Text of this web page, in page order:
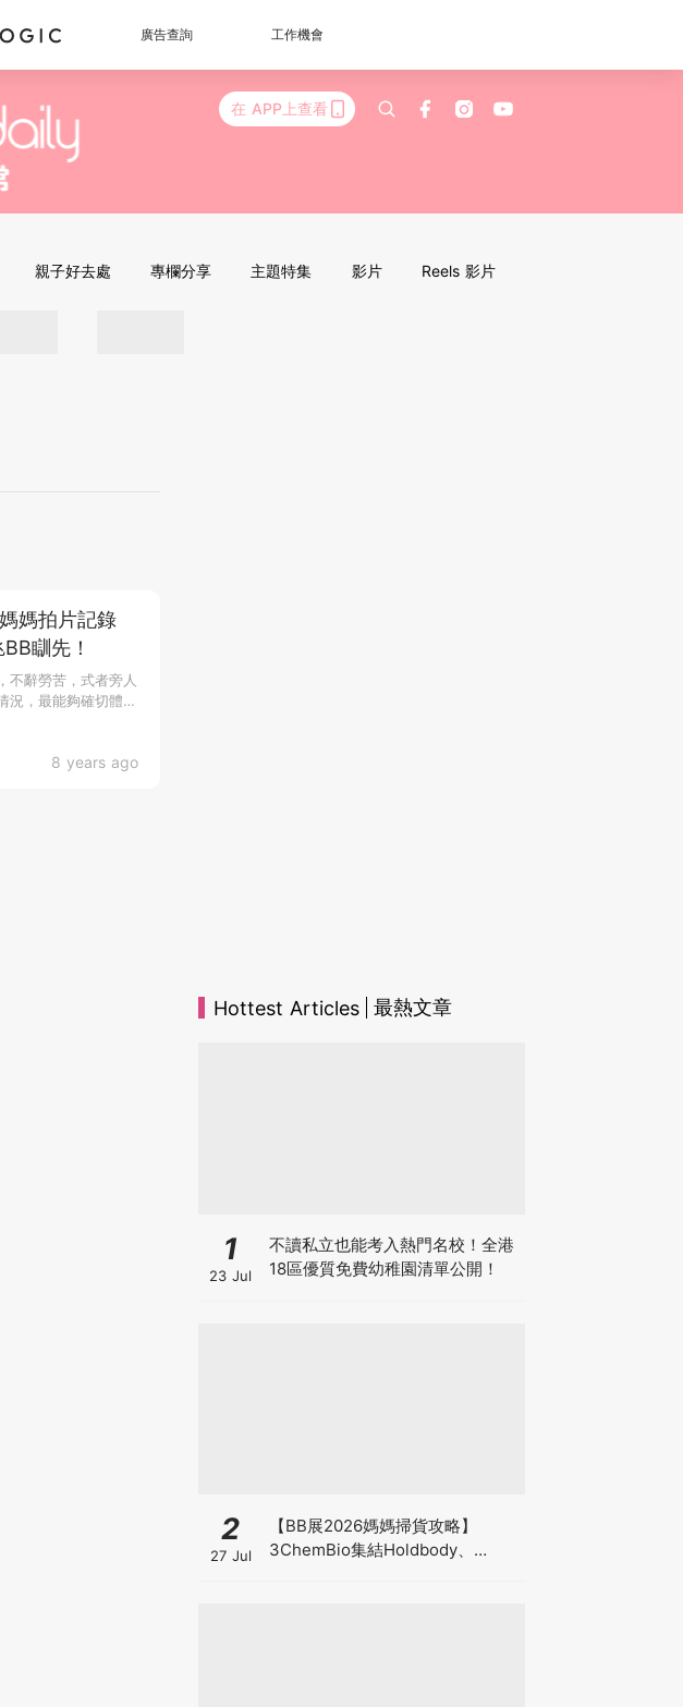
廣告查詢 工作機會
在 APP上查看
親子好去處 專欄分享 主題特集 影片 Reels 影片
8 years ago
媽拍片記錄
瞓先！
不辭勞苦，式者旁人
況，最能夠確切體會
Hottest Articles 最熱文章
1
23 Jul
不讀私立也能考入熱門名校！全港
18區優質免費幼稚園清單公開！
2
27 Jul
【BB展2026媽媽掃貨攻略】
3ChemBio集結Holdbody、